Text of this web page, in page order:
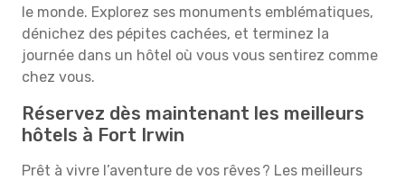
le monde. Explorez ses monuments emblématiques,
dénichez des pépites cachées, et terminez la
journée dans un hôtel où vous vous sentirez comme
chez vous.
Réservez dès maintenant les meilleurs
hôtels à Fort Irwin
Prêt à vivre l’aventure de vos rêves ? Les meilleurs